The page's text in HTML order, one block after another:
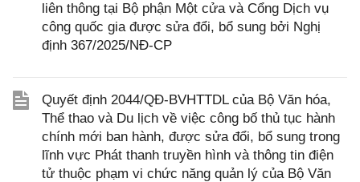
liên thông tại Bộ phận Một cửa và Cổng Dịch vụ
công quốc gia được sửa đổi, bổ sung bởi Nghị
định 367/2025/NĐ-CP
Quyết định 2044/QĐ-BVHTTDL của Bộ Văn hóa,
Thể thao và Du lịch về việc công bố thủ tục hành
chính mới ban hành, được sửa đổi, bổ sung trong
lĩnh vực Phát thanh truyền hình và thông tin điện
tử thuộc phạm vi chức năng quản lý của Bộ Văn